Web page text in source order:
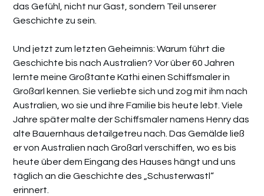
das Gefühl, nicht nur Gast, sondern Teil unserer
Geschichte zu sein.
Und jetzt zum letzten Geheimnis: Warum führt die
Geschichte bis nach Australien? Vor über 60 Jahren
lernte meine Großtante Kathi einen Schiffsmaler in
Großarl kennen. Sie verliebte sich und zog mit ihm nach
Australien, wo sie und ihre Familie bis heute lebt. Viele
Jahre später malte der Schiffsmaler namens Henry das
alte Bauernhaus detailgetreu nach. Das Gemälde ließ
er von Australien nach Großarl verschiffen, wo es bis
heute über dem Eingang des Hauses hängt und uns
täglich an die Geschichte des „Schusterwastl“
erinnert.